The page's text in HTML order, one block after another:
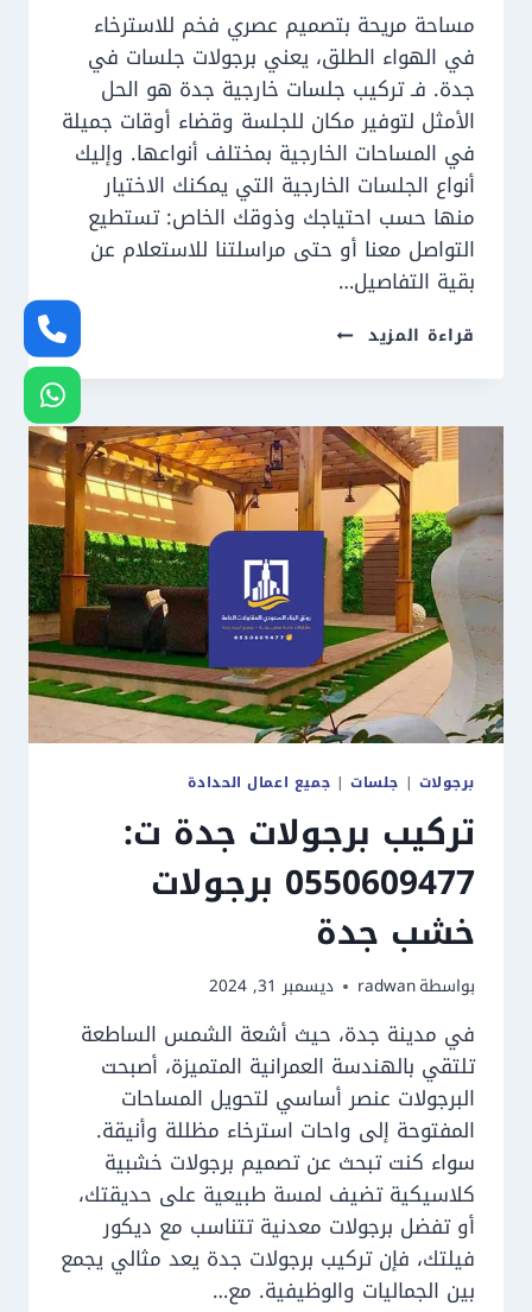
مساحة مريحة بتصميم عصري فخم للاسترخاء
في الهواء الطلق، يعني برجولات جلسات في
جدة. فـ تركيب جلسات خارجية جدة هو الحل
الأمثل لتوفير مكان للجلسة وقضاء أوقات جميلة
في المساحات الخارجية بمختلف أنواعها. وإليك
أنواع الجلسات الخارجية التي يمكنك الاختيار
منها حسب احتياجك وذوقك الخاص: تستطيع
التواصل معنا أو حتى مراسلتنا للاستعلام عن
بقية التفاصيل…
قراءة المزيد تركيب
خارجية
ت:
0550609477
جلسات
مظلات
حدائق
جدة
برجولات | جلسات| جميع اعمال الحدادة
تركيب برجولات جدة ت:
0550609477 برجولات
خشب جدة
بواسطةradwan ديسمبر 31, 2024
في مدينة جدة، حيث أشعة الشمس الساطعة
تلتقي بالهندسة العمرانية المتميزة، أصبحت
البرجولات عنصر أساسي لتحويل المساحات
المفتوحة إلى واحات استرخاء مظللة وأنيقة.
سواء كنت تبحث عن تصميم برجولات خشبية
كلاسيكية تضيف لمسة طبيعية على حديقتك،
أو تفضل برجولات معدنية تتناسب مع ديكور
فيلتك، فإن تركيب برجولات جدة يعد مثالي يجمع
بين الجماليات والوظيفية. مع…